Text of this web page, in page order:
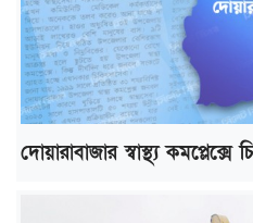
দোয়ারাবাজার স্বাস্থ্য কমপ্লেক্সে